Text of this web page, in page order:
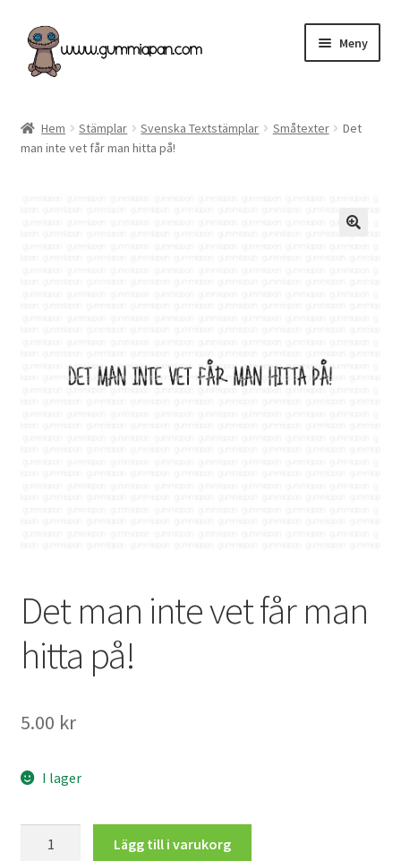
Hoppa
till
navigering
Hoppa
till
innehåll
Meny
Kategorier
Angel Policy
Hem Stämplar Svenska Textstämplar Småtexter
Det
man inte vet får man hitta på!
Det man inte vet får man
hitta på!
5.00 kr
I lager
Lägg till i varukorg